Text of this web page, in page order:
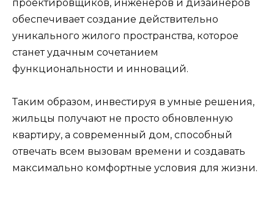
проектировщиков, инженеров и дизайнеров
обеспечивает создание действительно
уникального жилого пространства, которое
станет удачным сочетанием
функциональности и инноваций.
Таким образом, инвестируя в умные решения,
жильцы получают не просто обновленную
квартиру, а современный дом, способный
отвечать всем вызовам времени и создавать
максимально комфортные условия для жизни.